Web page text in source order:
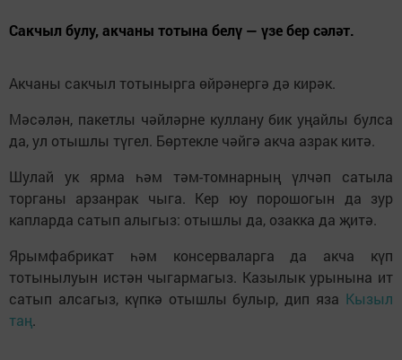
Сакчыл булу, акчаны тотына белү — үзе бер сәләт.
Акчаны сакчыл тотынырга өйрәнергә дә кирәк.
Мәсәлән, пакетлы чәйләрне куллану бик уңайлы булса
да, ул отышлы түгел. Бөртекле чәйгә акча азрак китә.
Шулай ук ярма һәм тәм-томнарның үлчәп сатыла
торганы арзанрак чыга. Кер юу порошогын да зур
капларда сатып алыгыз: отышлы да, озакка да җитә.
Ярымфабрикат һәм консерваларга да акча күп
тотынылуын истән чыгармагыз. Казылык урынына ит
сатып алсагыз, күпкә отышлы булыр, дип яза Кызыл
таң.